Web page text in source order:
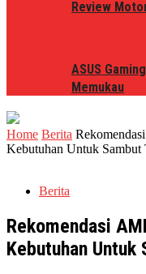
Review
ASUS
Memukau
Home Berita
Kebutuhan Untuk Sambut
Berita
Rekomendasi
Kebutuhan Untuk